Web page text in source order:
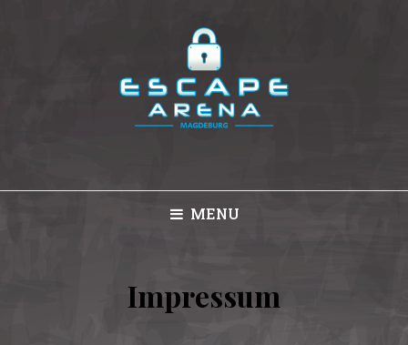
MENU
Impressum